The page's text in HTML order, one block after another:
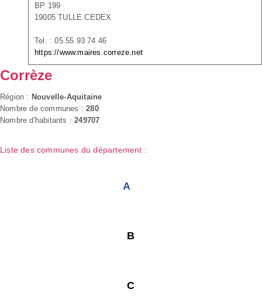
BP 199
19005 TULLE CEDEX
Tel. : 05 55 93 74 46
https://www.maires.correze.net
Corrèze
Région : Nouvelle-Aquitaine
Nombre de communes :280
Nombre d'habitants :249707
Liste des communes du département :
A
B
C